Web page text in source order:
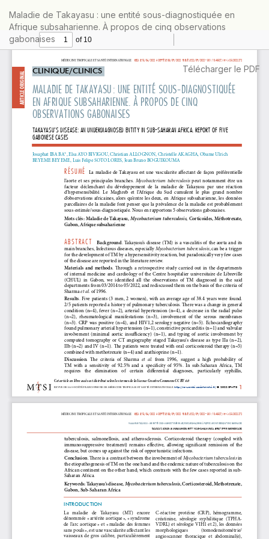
aux
informations
sur
l'article
Maladie de Takayasu : une entité sous-diagnostiquée en
Afrique subsaharienne. À propos de cinq observations
gabonaises
Télécharger
Télécharger le PDF